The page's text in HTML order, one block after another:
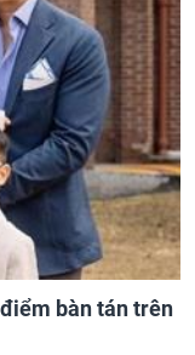
bàn tán trên